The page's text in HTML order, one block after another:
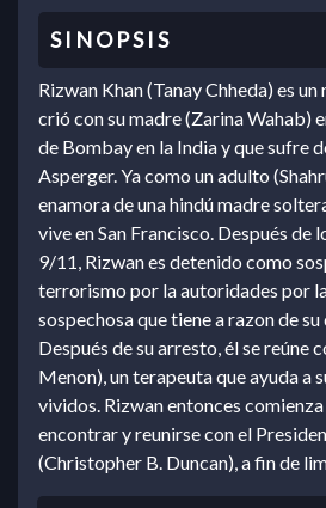
Rizwan Khan (Tanay Chheda) es un
crió con su madre (Zarina Wahab)
de Bombay en la India y que sufre
Asperger. Ya como un adulto
enamora de una hindú madre
vive en San Francisco. Después de
9/11, Rizwan es detenido como
terrorismo por la autoridades por
sospechosa que tiene a razon de
Después de su arresto, él se reúne
Menon), un terapeuta que ayuda a
vividos. Rizwan entonces
encontrar y reunirse con el
(Christopher B. Duncan), a fin de